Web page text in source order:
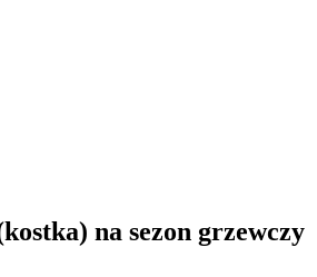
na sezon grzewczy